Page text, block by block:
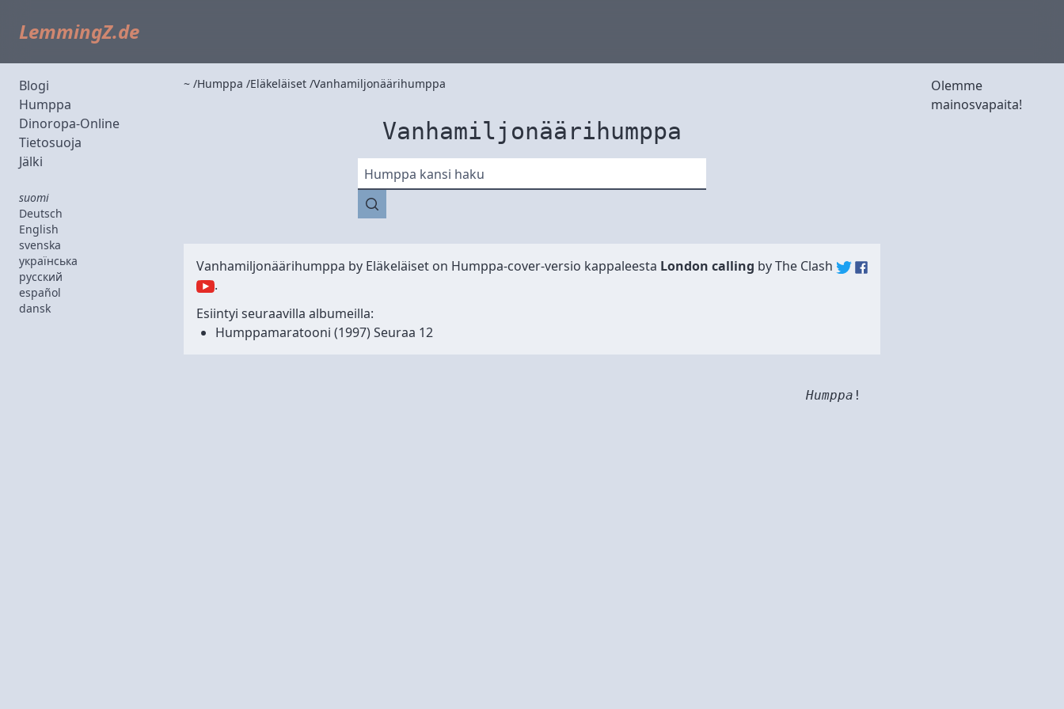
LemmingZ.de
Blogi
Humppa
Dinoropa-Online
Tietosuoja
Jälki
suomi
Deutsch
English
svenska
українська
русский
español
dansk
~ Humppa Eläkeläiset Vanhamiljonäärihumppa
Vanhamiljonäärihumppa
Humppa kansi haku
Vanhamiljonäärihumppa by Eläkeläiset on Humppa-cover-versio kappaleesta London calling byThe Clash
.
Esiintyi seuraavilla albumeilla:
Humppamaratooni (1997) Seuraa 12
Humppa !
Olemme
mainosvapaita!